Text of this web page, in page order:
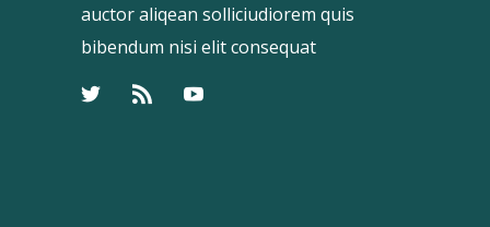
auctor aliqean solliciudiorem quis
bibendum nisi elit consequat